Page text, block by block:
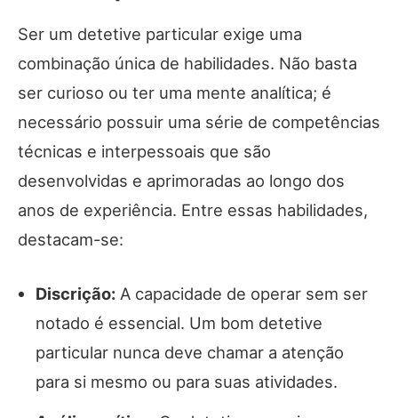
Ser um detetive particular exige uma
combinação única de habilidades. Não basta
ser curioso ou ter uma mente analítica; é
necessário possuir uma série de competências
técnicas e interpessoais que são
desenvolvidas e aprimoradas ao longo dos
anos de experiência. Entre essas habilidades,
destacam-se:
Discrição: A capacidade de operar sem ser
notado é essencial. Um bom detetive
particular nunca deve chamar a atenção
para si mesmo ou para suas atividades.